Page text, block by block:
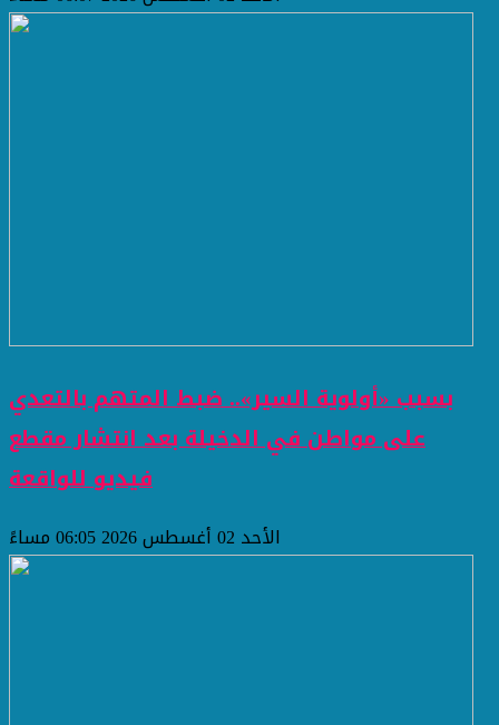
بسبب «أولوية السير».. ضبط المتهم بالتعدي
على مواطن في الدخيلة بعد انتشار مقطع
فيديو للواقعة
الأحد 02 أغسطس 2026 06:05 مساءً